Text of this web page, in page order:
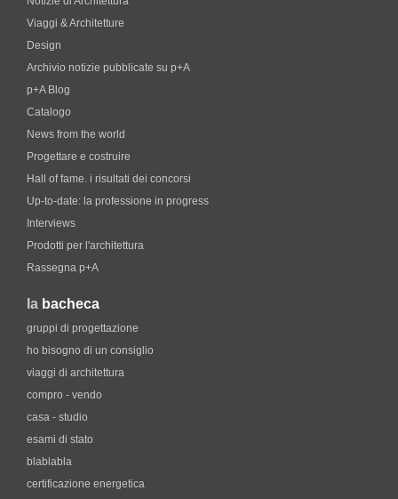
Viaggi & Architetture
Design
Archivio notizie pubblicate su p+A
p+A Blog
Catalogo
News from the world
Progettare e costruire
Hall of fame. i risultati dei concorsi
Up-to-date: la professione in progress
Interviews
Prodotti per l'architettura
Rassegna p+A
la bacheca
gruppi di progettazione
ho bisogno di un consiglio
viaggi di architettura
compro - vendo
casa - studio
esami di stato
blablabla
certificazione energetica